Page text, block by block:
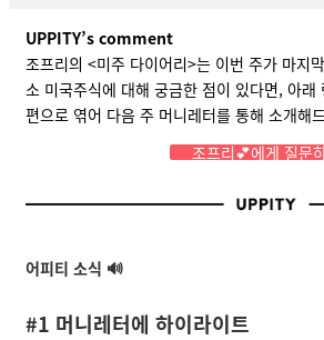
UPPITY’s comment
조프리의 <미주 다이어리>는 이번 주가 마지
소 미국주식에 대해 궁금한 점이 있다면, 아
편으로 엮어 다음 주 머니레터를 통해 소개해
조프리💕에게 질문
어피티 소식 🔊
#1 머니레터에 하이라이트